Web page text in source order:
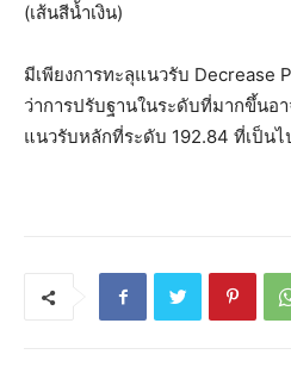
(เส้นสีน้ำเงิน)
มีเพียงการทะลุแนวรับ Decrease
ว่าการปรับฐานในระดับที่มากขึ้นอ
แนวรับหลักที่ระดับ 192.84 ที่เป็นไ